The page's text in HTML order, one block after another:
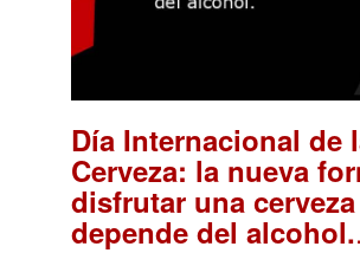
Día Internacional de
Cerveza: la nueva
disfrutar una
depende del alcohol..